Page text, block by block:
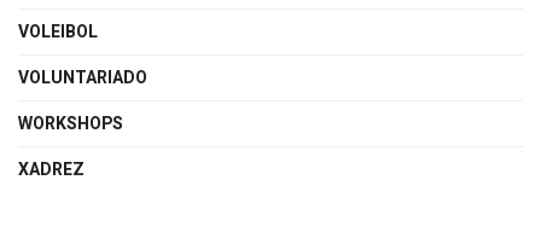
VOLEIBOL
VOLUNTARIADO
WORKSHOPS
XADREZ